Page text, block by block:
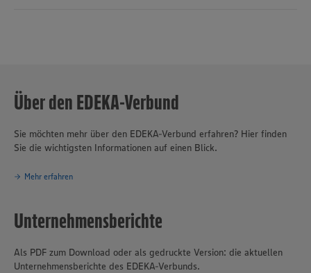
Über den EDEKA-Verbund
Sie möchten mehr über den EDEKA-Verbund erfahren? Hier finden
Sie die wichtigsten Informationen auf einen Blick.
Mehr erfahren
Unternehmensberichte
Als PDF zum Download oder als gedruckte Version: die aktuellen
Unternehmensberichte des EDEKA-Verbunds.